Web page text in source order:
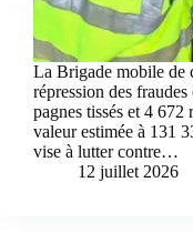
La Brigade mobile de
répression des
pagnes tissés et 4
valeur estimée à 131
vise à lutter contre…
12 juillet 2026